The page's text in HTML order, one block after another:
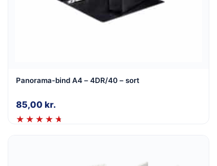
Panorama-bind A4 – 4DR/40 – sort
85,00 kr.